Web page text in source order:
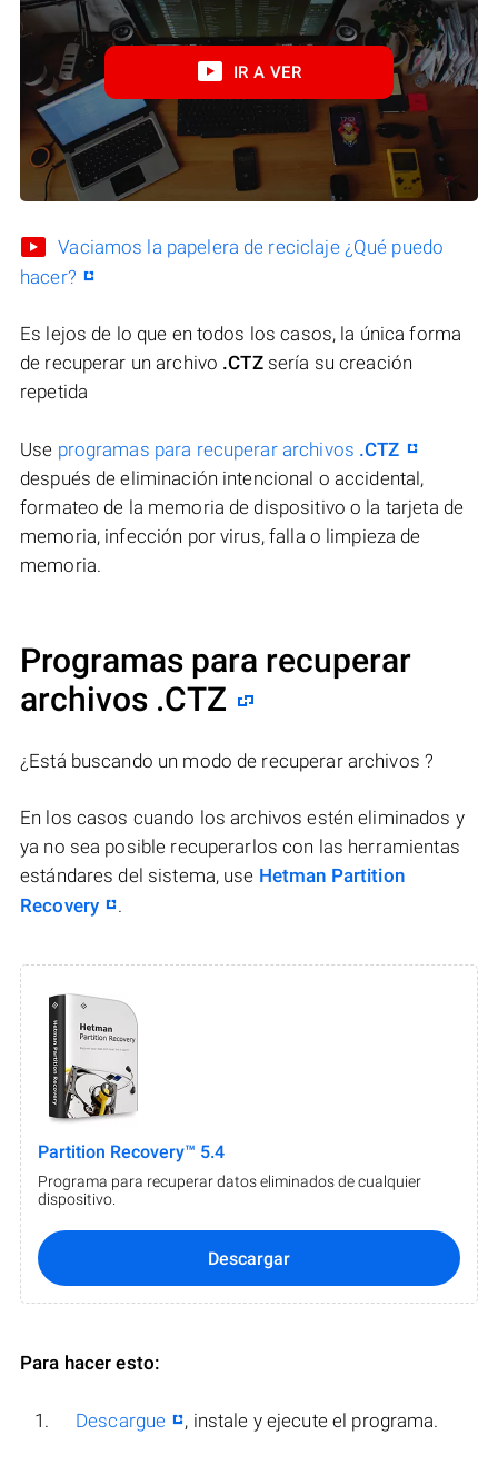
IR A VER
Vaciamos la papelera de reciclaje ¿Qué puedo
hacer?
Es lejos de lo que en todos los casos, la única forma
de recuperar un archivo .CTZsería su creación
repetida
Use programas para recuperar archivos .CTZ
después de eliminación intencional o accidental,
formateo de la memoria de dispositivo o la tarjeta de
memoria, infección por virus, falla o limpieza de
memoria.
Programas para recuperar
archivos .CTZ
¿Está buscando un modo de recuperar archivos ?
En los casos cuando los archivos estén eliminados y
ya no sea posible recuperarlos con las herramientas
estándares del sistema, use Hetman Partition
Recovery
.
Partition Recovery™ 5.4
Programa para recuperar datos eliminados de cualquier
dispositivo.
Descargar
Para hacer esto:
Descargue , instale y ejecute el programa.